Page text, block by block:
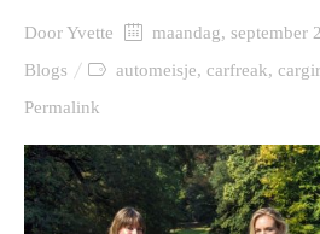
DoorYvette maandag, september
Blogs
automeisje, carfreak,
Permalink